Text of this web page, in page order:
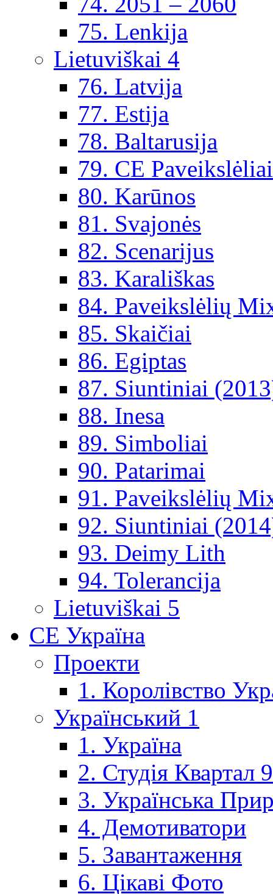
75. Lenkija
Lietuviškai 4
76. Latvija
77. Estija
78. Baltarusija
79. CE
80. Karūnos
81. Svajonės
82. Scenarijus
83. Karališkas
84. Paveikslėlių
85. Skaičiai
86. Egiptas
87. Siuntiniai
88. Inesa
89. Simboliai
90. Patarimai
91. Paveikslėlių
92. Siuntiniai
93. Deimy Lith
94. Tolerancija
Lietuviškai 5
CE Україна
Проекти
1. Королівство
Український 1
1. Україна
2. Студія Квартал
3. Українська
4. Демотиватори
5. Завантаження
6. Цікаві Фото